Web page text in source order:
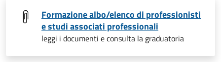
Formazione albo/elenco di professionisti
e studi associati professionali
leggi i documenti e consulta la graduatoria